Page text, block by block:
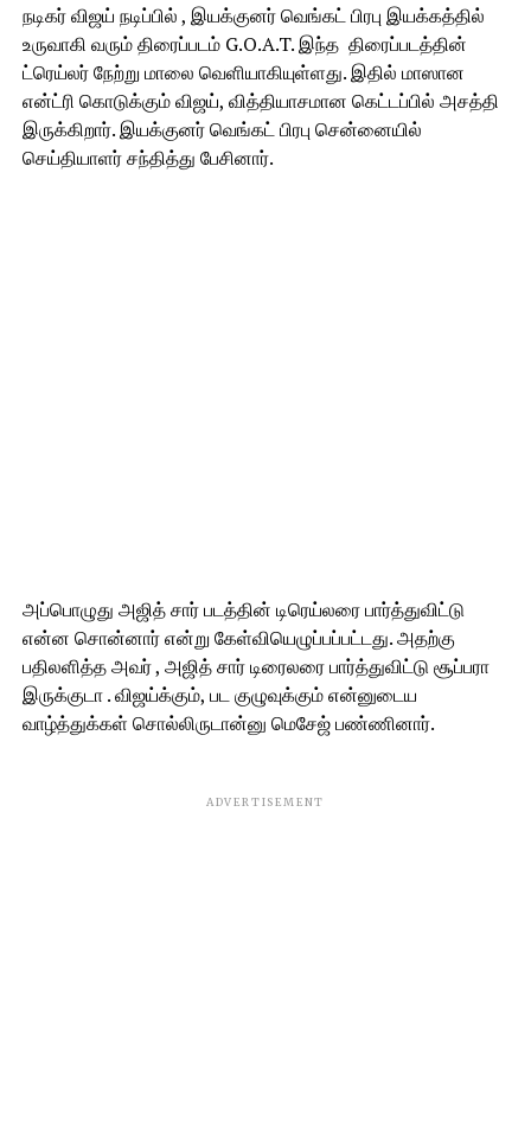
நடிகர் விஜய் நடிப்பில் , இயக்குனர் வெங்கட் பிரபு இயக்கத்தில்
உருவாகி வரும் திரைப்படம் G.O.A.T. இந்த திரைப்படத்தின்
ட்ரெய்லர் நேற்று மாலை வெளியாகியுள்ளது. இதில் மாஸான
என்ட்ரி கொடுக்கும் விஜய், வித்தியாசமான கெட்டப்பில் அசத்தி
இருக்கிறார். இயக்குனர் வெங்கட் பிரபு சென்னையில்
செய்தியாளர் சந்தித்து பேசினார்.
அப்பொழுது அஜித் சார் படத்தின் டிரெய்லரை பார்த்துவிட்டு
என்ன சொன்னார் என்று கேள்வியெழுப்பப்பட்டது. அதற்கு
பதிலளித்த அவர் , அஜித் சார் டிரைலரை பார்த்துவிட்டு சூப்பரா
இருக்குடா . விஜய்க்கும், பட குழுவுக்கும் என்னுடைய
வாழ்த்துக்கள் சொல்லிருடான்னு மெசேஜ் பண்ணினார்.
ADVERTISEMENT